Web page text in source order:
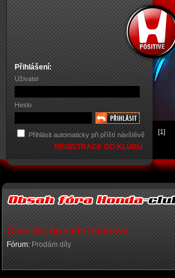
Přihlášení:
Uživatel
Heslo
Přihlásit automaticky při příští návštěvě
REGISTRACE DO KLUBU
[1]
Civic 5G, 6g zadní náprava
Fórum: Prodám díly